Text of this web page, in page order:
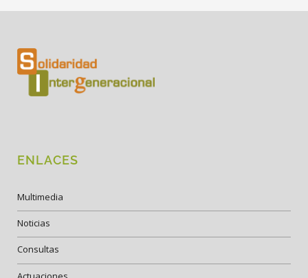
ENLACES
Multimedia
Noticias
Consultas